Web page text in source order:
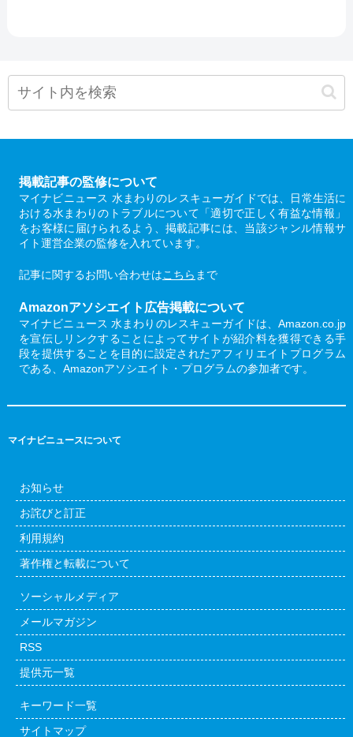
掲載記事の監修について
マイナビニュース 水まわりのレスキューガイドでは、日常生活に
おける水まわりのトラブルについて「適切で正しく有益な情報」
をお客様に届けられるよう、掲載記事には、当該ジャンル情報サ
イト運営企業の監修を入れています。
記事に関するお問い合わせはこちら まで
Amazonアソシエイト広告掲載について
マイナビニュース 水まわりのレスキューガイドは、Amazon.co.jp
を宣伝しリンクすることによってサイトが紹介料を獲得できる手
段を提供することを目的に設定されたアフィリエイトプログラム
である、Amazonアソシエイト・プログラムの参加者です。
マイナビニュースについて
お知らせ
お詫びと訂正
利用規約
著作権と転載について
ソーシャルメディア
メールマガジン
RSS
提供元一覧
キーワード一覧
サイトマップ